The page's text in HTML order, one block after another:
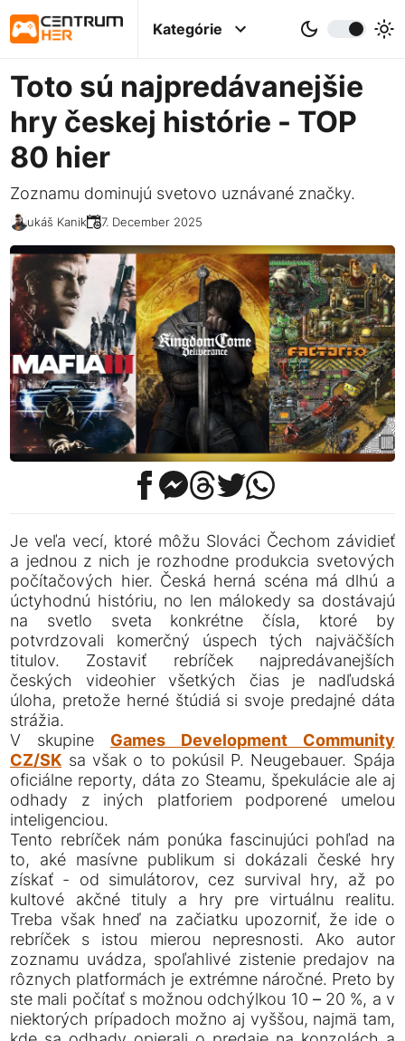
Kategórie
Toto sú najpredávanejšie
hry českej histórie - TOP
80 hier
Zoznamu dominujú svetovo uznávané značky.
Lukáš Kanik 07. December 2025
Je veľa vecí, ktoré môžu Slováci Čechom závidieť
a jednou z nich je rozhodne produkcia svetových
počítačových hier. Česká herná scéna má dlhú a
úctyhodnú históriu, no len málokedy sa dostávajú
na svetlo sveta konkrétne čísla, ktoré by
potvrdzovali komerčný úspech tých najväčších
titulov. Zostaviť rebríček najpredávanejších
českých videohier všetkých čias je nadľudská
úloha, pretože herné štúdiá si svoje predajné dáta
strážia.
V skupine Games Development Community
CZ/SK sa však o to pokúsil P. Neugebauer. Spája
oficiálne reporty, dáta zo Steamu, špekulácie ale aj
odhady z iných platforiem podporené umelou
inteligenciou.
Tento rebríček nám ponúka fascinujúci pohľad na
to, aké masívne publikum si dokázali české hry
získať - od simulátorov, cez survival hry, až po
kultové akčné tituly a hry pre virtuálnu realitu.
Treba však hneď na začiatku upozorniť, že ide o
rebríček s istou mierou nepresnosti. Ako autor
zoznamu uvádza, spoľahlivé zistenie predajov na
rôznych platformách je extrémne náročné. Preto by
ste mali počítať s možnou odchýlkou 10 – 20 %, a v
niektorých prípadoch možno aj vyššou, najmä tam,